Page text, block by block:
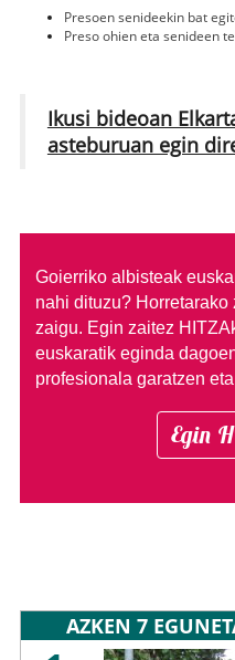
Presoen senideekin bat
Preso ohien eta senideen
Ikusi bideoan
asteburuan egin
Goierriko albisteak
nahi dituzu? Horretarako
zaigu. Egin zaitez
euskaratik eginda
profesionala garatzen
Egin
AZKEN 7